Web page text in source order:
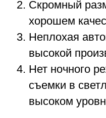
Скромный
хорошем
Неплохая
высокой
Нет ночного
съемки в
высоком